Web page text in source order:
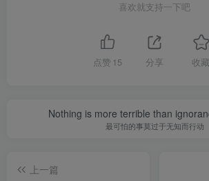
喜欢就支持一下吧
点赞 15 分享 收藏
Nothing is more terrible than
最可怕的事莫过于无知而行动
上一篇